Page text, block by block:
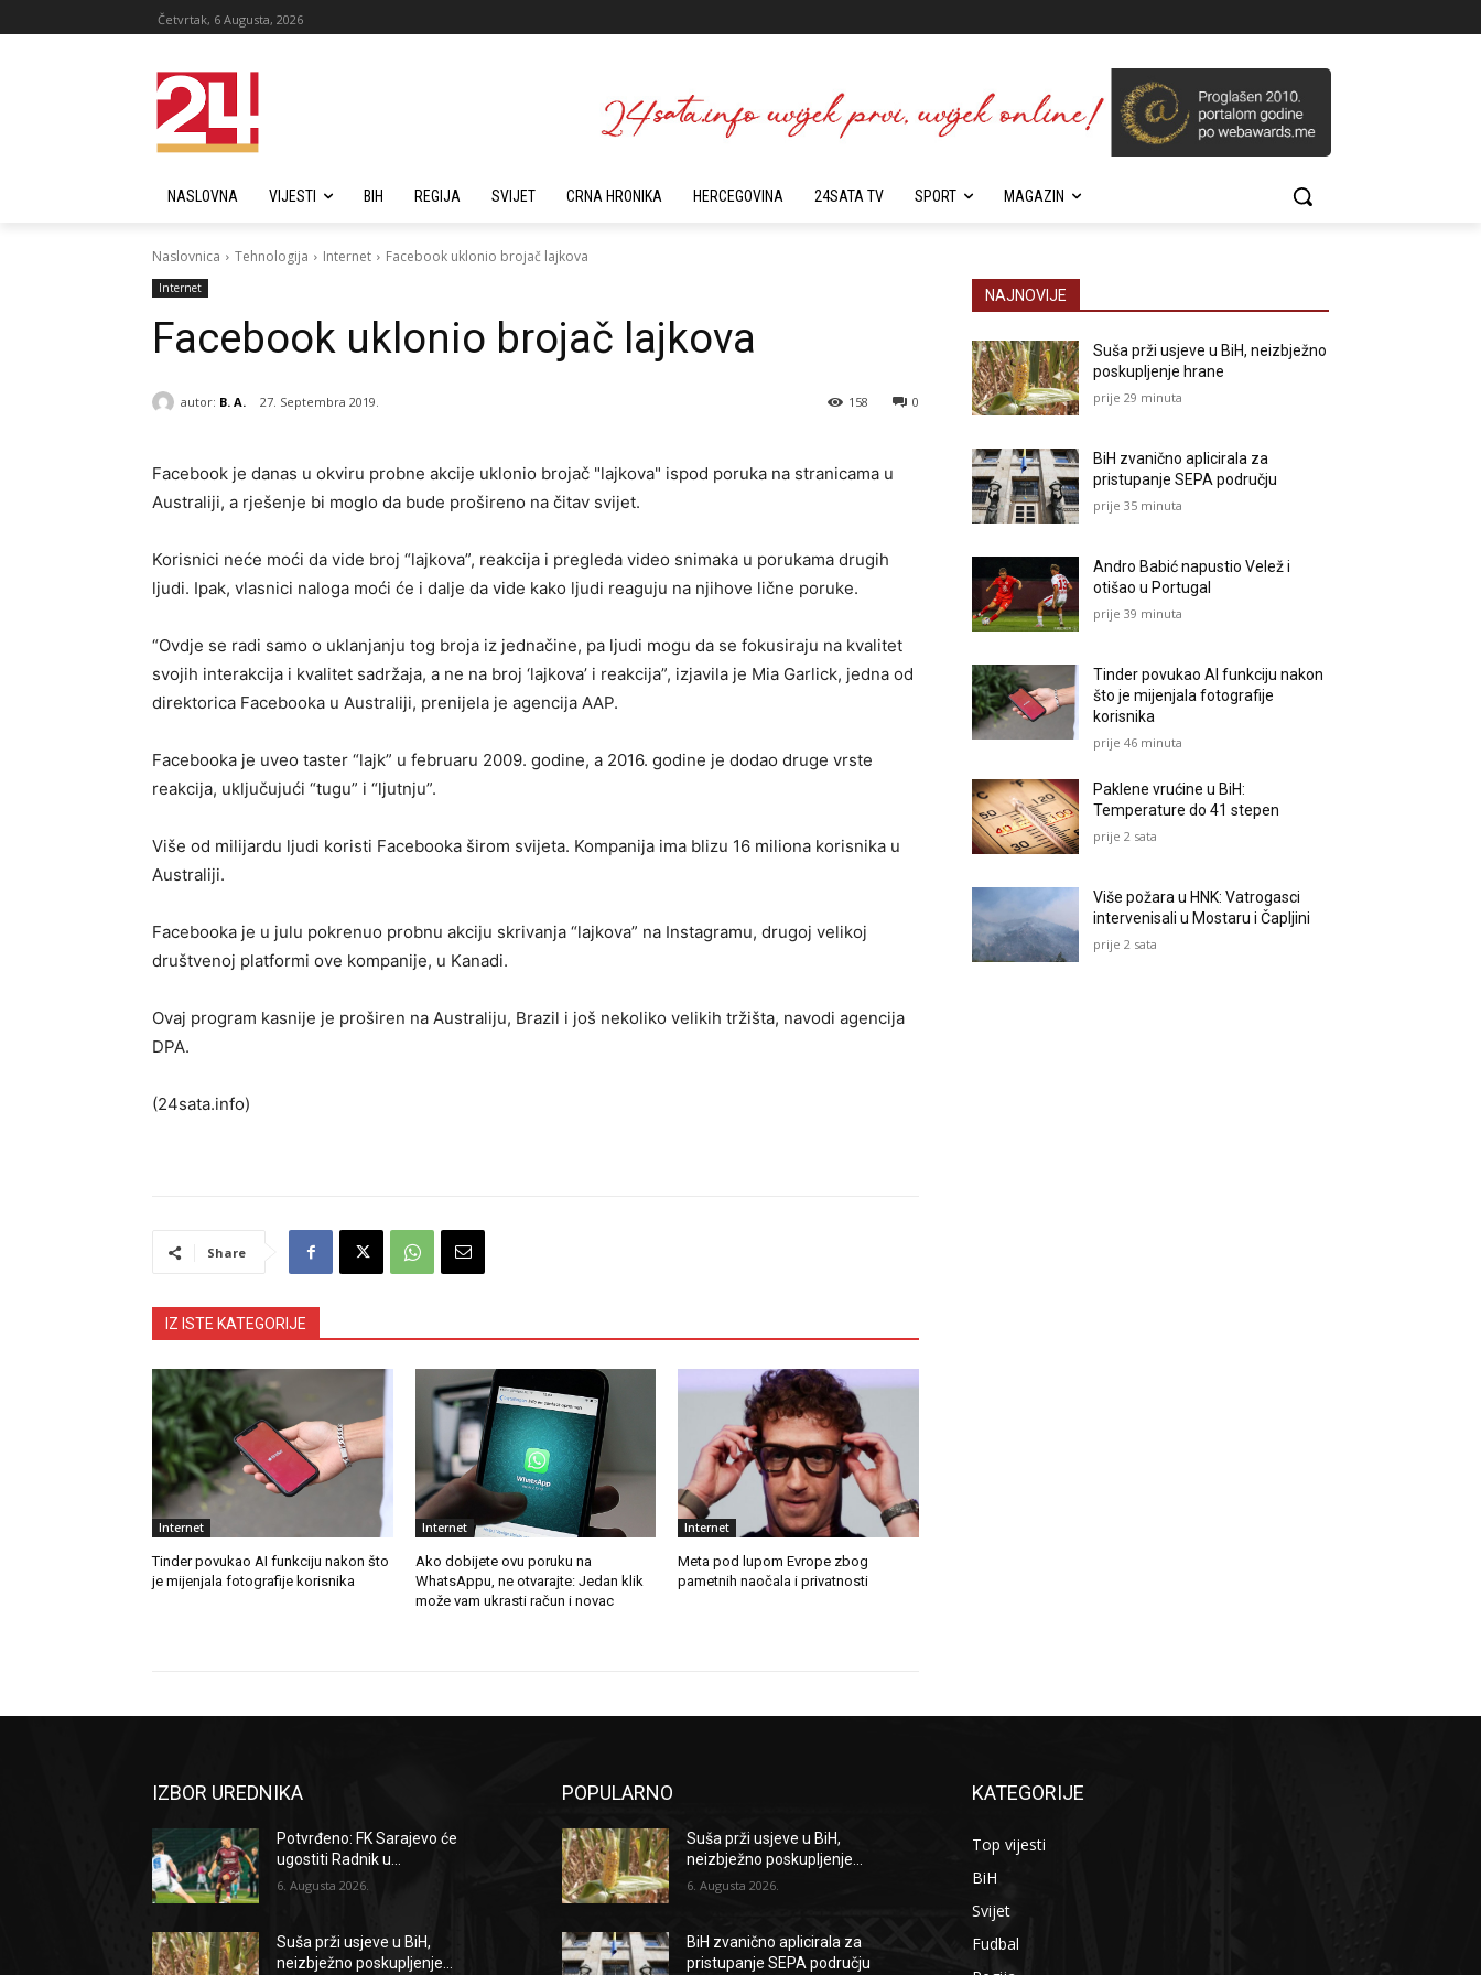
Četvrtak, 6 Augusta, 2026
NASLOVNA VIJESTI BIH REGIJA SVIJET CRNA HRONIKA HERCEGOVINA 24SATA TV SPORT MAGAZIN
Naslovnica Tehnologija Internet Facebook uklonio brojač lajkova
Internet
Facebook uklonio brojač lajkova
autor: B. A. 27. Septembra 2019. 0
158
Facebook je danas u okviru probne akcije uklonio brojač "lajkova" ispod poruka na stranicama u
Australiji, a rješenje bi moglo da bude prošireno na čitav svijet.
Korisnici neće moći da vide broj “lajkova”, reakcija i pregleda video snimaka u porukama drugih
ljudi. Ipak, vlasnici naloga moći će i dalje da vide kako ljudi reaguju na njihove lične poruke.
“Ovdje se radi samo o uklanjanju tog broja iz jednačine, pa ljudi mogu da se fokusiraju na kvalitet
svojih interakcija i kvalitet sadržaja, a ne na broj ‘lajkova’ i reakcija”, izjavila je Mia Garlick, jedna od
direktorica Facebooka u Australiji, prenijela je agencija AAP.
Facebooka je uveo taster “lajk” u februaru 2009. godine, a 2016. godine je dodao druge vrste
reakcija, uključujući “tugu” i “ljutnju”.
Više od milijardu ljudi koristi Facebooka širom svijeta. Kompanija ima blizu 16 miliona korisnika u
Australiji.
Facebooka je u julu pokrenuo probnu akciju skrivanja “lajkova” na Instagramu, drugoj velikoj
društvenoj platformi ove kompanije, u Kanadi.
Ovaj program kasnije je proširen na Australiju, Brazil i još nekoliko velikih tržišta, navodi agencija
DPA.
(24sata.info)
Share
IZ ISTE KATEGORIJE
Internet
Tinder povukao AI funkciju nakon što
je mijenjala fotografije korisnika
Internet
Ako dobijete ovu poruku na
WhatsAppu, ne otvarajte: Jedan klik
može vam ukrasti račun i novac
Internet
Meta pod lupom Evrope zbog
pametnih naočala i privatnosti
NAJNOVIJE
Suša prži usjeve u BiH, neizbježno
poskupljenje hrane
prije 29 minuta
BiH zvanično aplicirala za
pristupanje SEPA području
prije 35 minuta
Andro Babić napustio Velež i
otišao u Portugal
prije 39 minuta
Tinder povukao AI funkciju nakon
što je mijenjala fotografije
korisnika
prije 46 minuta
Paklene vrućine u BiH:
Temperature do 41 stepen
prije 2 sata
Više požara u HNK: Vatrogasci
intervenisali u Mostaru i Čapljini
prije 2 sata
IZBOR UREDNIKA
Potvrđeno: FK Sarajevo će
ugostiti Radnik u...
6. Augusta 2026.
Suša prži usjeve u BiH,
neizbježno poskupljenje...
POPULARNO
Suša prži usjeve u BiH,
neizbježno poskupljenje...
6. Augusta 2026.
BiH zvanično aplicirala za
pristupanje SEPA području
KATEGORIJE
Top vijesti
BiH
Svijet
Fudbal